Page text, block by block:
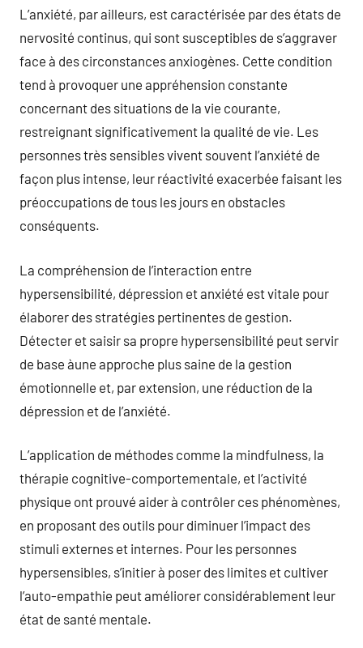
L’anxiété, par ailleurs, est caractérisée par des états de
nervosité continus, qui sont susceptibles de s’aggraver
face à des circonstances anxiogènes. Cette condition
tend à provoquer une appréhension constante
concernant des situations de la vie courante,
restreignant significativement la qualité de vie. Les
personnes très sensibles vivent souvent l’anxiété de
façon plus intense, leur réactivité exacerbée faisant les
préoccupations de tous les jours en obstacles
conséquents.
La compréhension de l’interaction entre
hypersensibilité, dépression et anxiété est vitale pour
élaborer des stratégies pertinentes de gestion.
Détecter et saisir sa propre hypersensibilité peut servir
de base àune approche plus saine de la gestion
émotionnelle et, par extension, une réduction de la
dépression et de l’anxiété.
L’application de méthodes comme la mindfulness, la
thérapie cognitive-comportementale, et l’activité
physique ont prouvé aider à contrôler ces phénomènes,
en proposant des outils pour diminuer l’impact des
stimuli externes et internes. Pour les personnes
hypersensibles, s’initier à poser des limites et cultiver
l’auto-empathie peut améliorer considérablement leur
état de santé mentale.